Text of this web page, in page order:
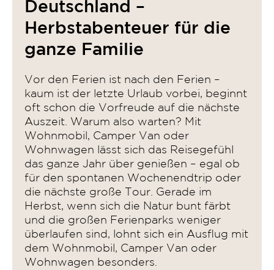
Deutschland –
Herbstabenteuer für die
ganze Familie
Vor den Ferien ist nach den Ferien –
kaum ist der letzte Urlaub vorbei, beginnt
oft schon die Vorfreude auf die nächste
Auszeit. Warum also warten? Mit
Wohnmobil, Camper Van oder
Wohnwagen lässt sich das Reisegefühl
das ganze Jahr über genießen – egal ob
für den spontanen Wochenendtrip oder
die nächste große Tour. Gerade im
Herbst, wenn sich die Natur bunt färbt
und die großen Ferienparks weniger
überlaufen sind, lohnt sich ein Ausflug mit
dem Wohnmobil, Camper Van oder
Wohnwagen besonders.